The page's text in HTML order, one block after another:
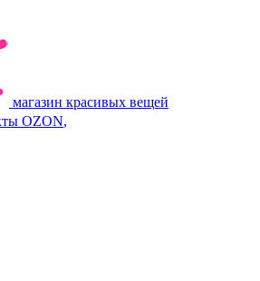
магазин красивых вещей
OZON,